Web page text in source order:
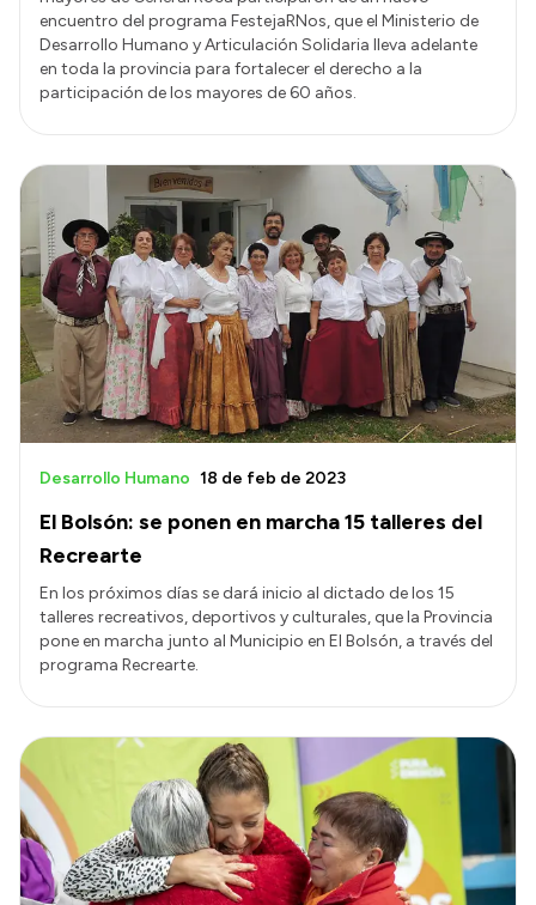
encuentro del programa FestejaRNos, que el Ministerio de
Desarrollo Humano y Articulación Solidaria lleva adelante
en toda la provincia para fortalecer el derecho a la
participación de los mayores de 60 años.
El Bolsón: se ponen en marcha 15 talleres del
Recrearte
Desarrollo Humano 18 de feb de 2023
En los próximos días se dará inicio al dictado de los 15
talleres recreativos, deportivos y culturales, que la Provincia
pone en marcha junto al Municipio en El Bolsón, a través del
programa Recrearte.